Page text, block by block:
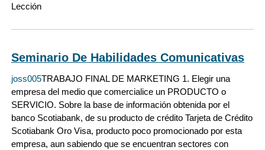
Lección
Seminario De Habilidades Comunicativas
joss005TRABAJO FINAL DE MARKETING 1. Elegir una
empresa del medio que comercialice un PRODUCTO o
SERVICIO. Sobre la base de información obtenida por el
banco Scotiabank, de su producto de crédito Tarjeta de Crédito
Scotiabank Oro Visa, producto poco promocionado por esta
empresa, aun sabiendo que se encuentran sectores con